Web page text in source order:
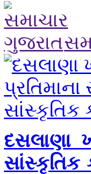
દસલાણા
સાંસ્કૃતિક